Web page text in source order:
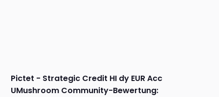
Pictet - Strategic Credit HI dy EUR Acc
UMushroom Community-Bewertung: